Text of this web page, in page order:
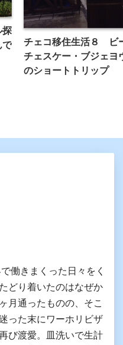
探
で
チェコ移住生活８ ビ
チェスケー・ブジェヨ
のショートトリップ
働きまくった日々をく
どり着いたのはなぜか
月通ったものの、そこ
った末にワーホリビザ
び渡愛。皿洗いで生計